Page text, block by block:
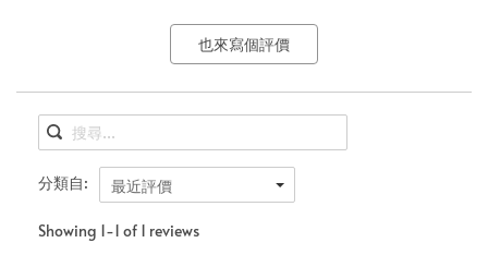
也來寫個評價
分類自: 最近評價
Showing 1-1 of 1 reviews